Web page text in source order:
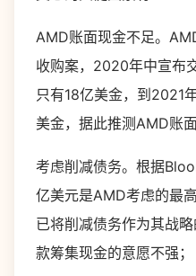
AMD账面现金不足。
收购案，2020年中宣布
只有18亿美金，到2021
美金，据此推测AMD账面
考虑削减债务。根据
亿美元是AMD考虑的最
已将削减债务作为其战
款筹集现金的意愿不强；